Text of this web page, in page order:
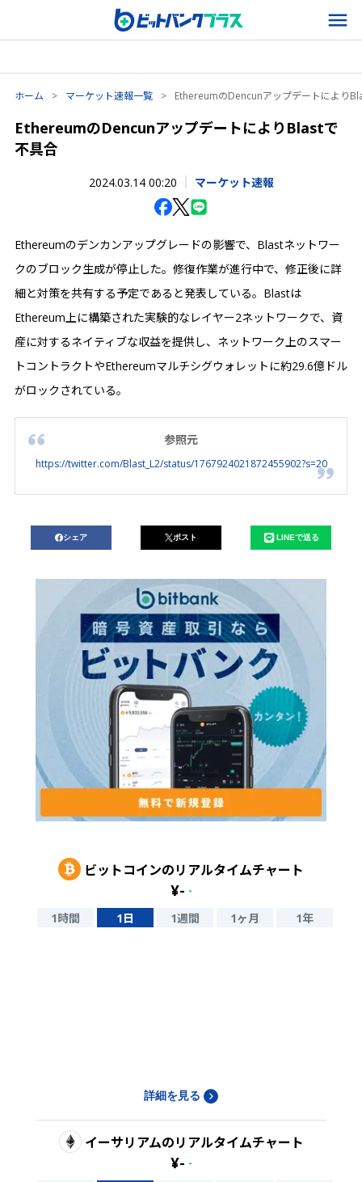
ホーム > マーケット速報一覧 > EthereumのDencunアップデートにより
EthereumのDencunアップデートによりBlastで
不具合
2024.03.14 00:20 マーケット速報
Ethereumのデンカンアップグレードの影響で、Blastネットワー
クのブロック生成が停止した。修復作業が進行中で、修正後に詳
細と対策を共有する予定であると発表している。Blastは
Ethereum上に構築された実験的なレイヤー2ネットワークで、資
産に対するネイティブな収益を提供し、ネットワーク上のスマー
トコントラクトやEthereumマルチシグウォレットに約29.6億ドル
がロックされている。
参照元
https://twitter.com/Blast_L2/status/1767924021872455902?s=20
シェア ポスト LINEで送る
ビットコインのリアルタイムチャート
¥- -
1時間 1日 1週間 1ヶ月 1年
詳細を見る
イーサリアムのリアルタイムチャート
¥- -